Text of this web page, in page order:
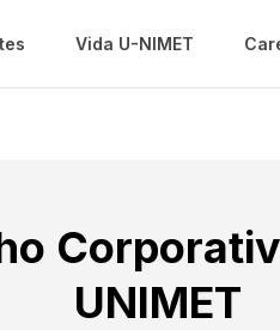
Vida U-NIMET
UNIMET